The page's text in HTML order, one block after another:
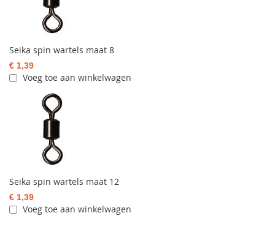
Seika spin wartels maat 8
€ 1,39
Voeg toe aan winkelwagen
Seika spin wartels maat 12
€ 1,39
Voeg toe aan winkelwagen